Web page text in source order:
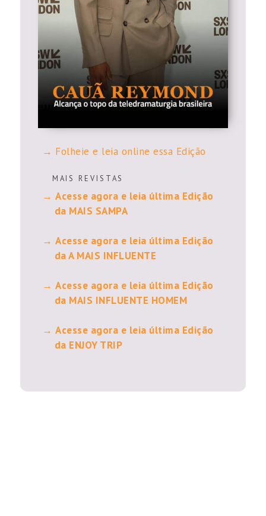
Folheie e leia online essa Edição
M A I S R E V I S T A S
Acesse agora e leia última Edição
da MAIS SAMPA
Acesse agora e leia última Edição
da A MAIS INFLUENTE
Acesse agora e leia última Edição
da MAIS INFLUENTE HOMEM
Acesse agora e leia última Edição
da ENJOY TRIP